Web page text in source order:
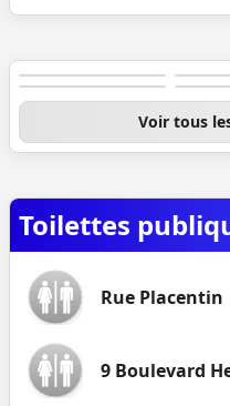
Jardin des
plantes
Place de la
Comédie
Voir tous
Toilettes
Rue Placentin
9 Boulevard